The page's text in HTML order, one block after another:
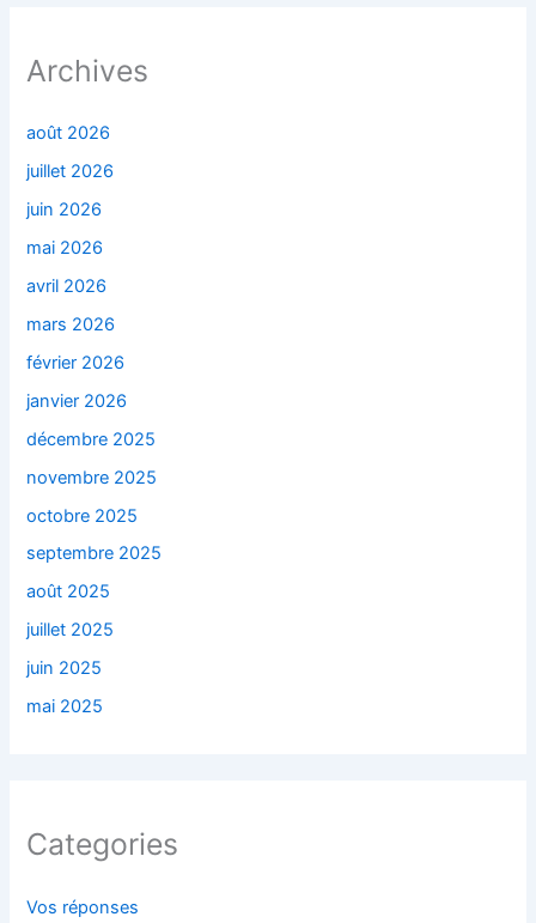
Archives
août 2026
juillet 2026
juin 2026
mai 2026
avril 2026
mars 2026
février 2026
janvier 2026
décembre 2025
novembre 2025
octobre 2025
septembre 2025
août 2025
juillet 2025
juin 2025
mai 2025
Categories
Vos réponses